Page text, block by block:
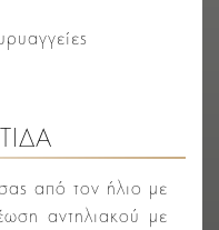
από τον ήλιο με
αντηλιακού με